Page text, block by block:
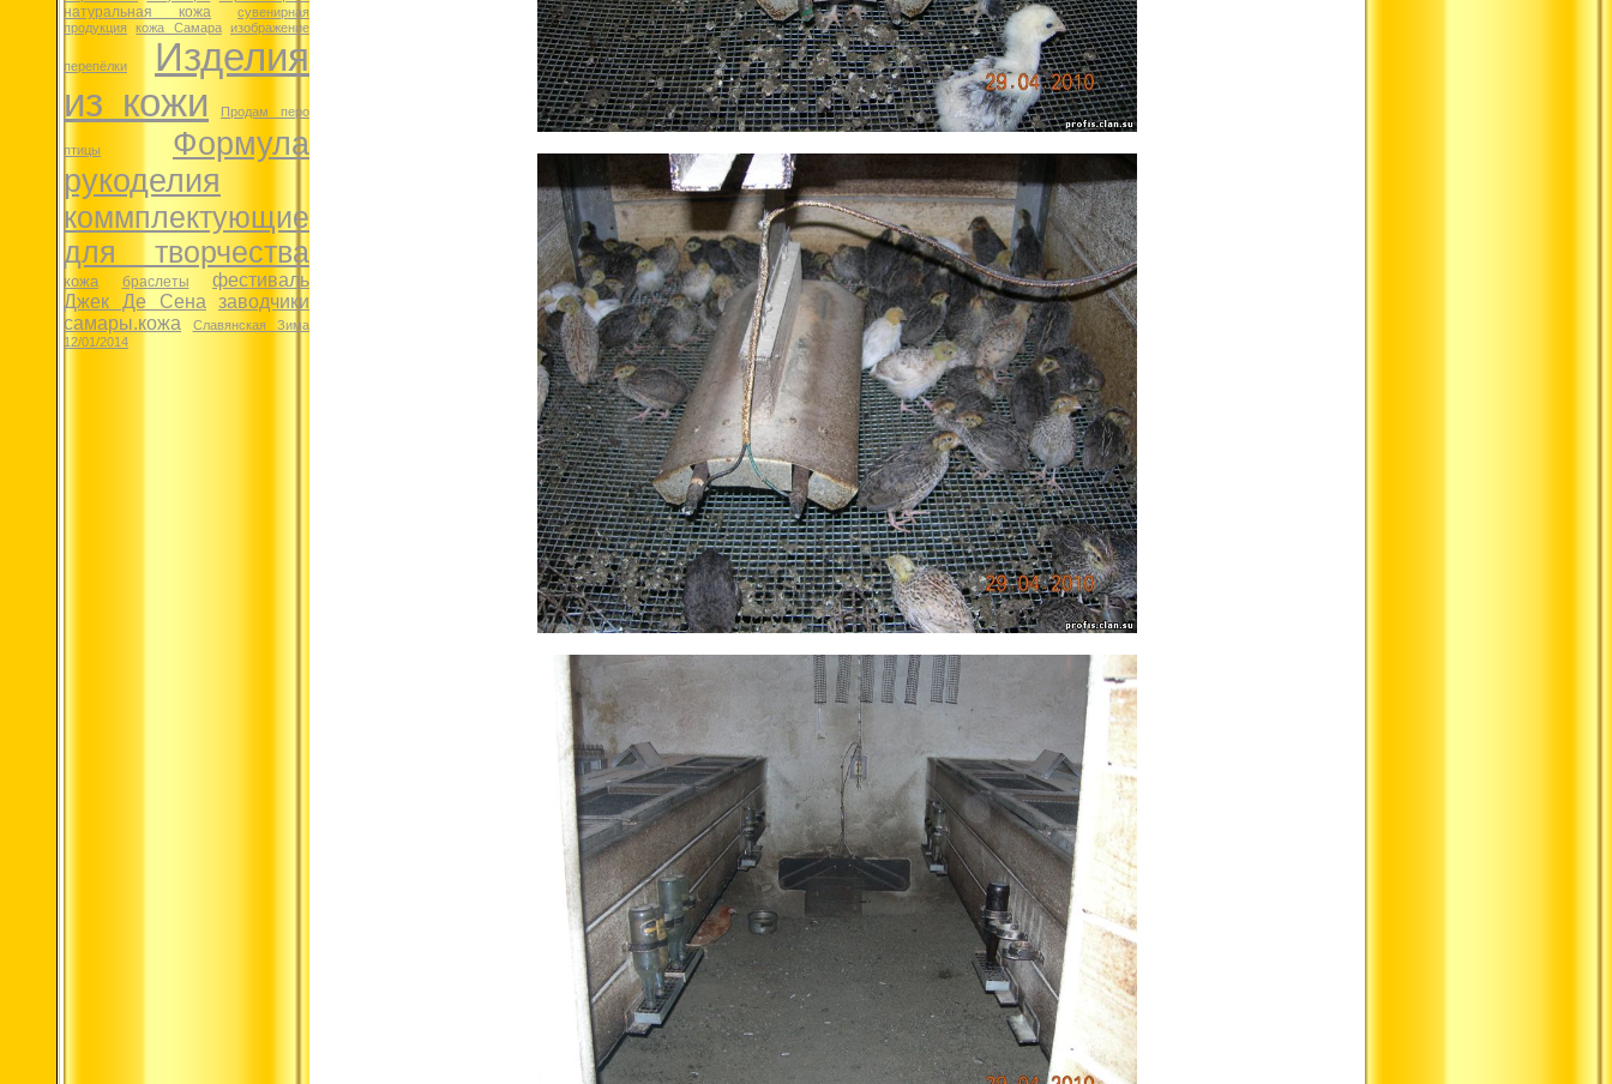
натуральная кожа
сувенирная
продукция
кожа Самара изображение
перепёлки
Изделия
из кожи
Продам перо
птицы
Формула
рукоделия
коммплектующие
для творчества
кожа браслеты
фестиваль
Джек Де Сена
заводчики
самары.кожа
Славянская Зима
12/01/2014